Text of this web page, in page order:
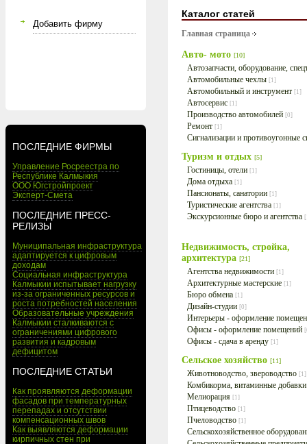
Добавить фирму
ПОСЛЕДНИЕ ФИРМЫ
Управление Росреестра по
Республике Калмыкия
ООО Югстройпроект
Эксперт-Смета
ПОСЛЕДНИЕ ПРЕСС-
РЕЛИЗЫ
Муниципальная инфраструктура
адаптируется к цифровым
доходам
Социальная инфраструктура
Калмыкии испытывает нагрузку
из-за ограниченных ресурсов и
роста потребностей населения
Образовательные учреждения
Калмыкии сталкиваются с
ограничениями цифрового
развития и кадровым
дефицитом
ПОСЛЕДНИЕ СТАТЬИ
Как проявляются деформации
фасадов при температурных
перепадах и отсутствии
компенсационных швов
Как выявляются деформации
кирпичных стен при
Каталог статей
Главная страница
Авто- мото [10]
Автозапчасти, оборудование,
Автомобильные чехлы [1]
Автомобильный и инструмент [1]
Автосервис [1]
Производство автомобилей [0]
Ремонт [1]
Сигнализации и противоугонные
Туризм и отдых [5]
Гостиницы, отели [1]
Дома отдыха [1]
Пансионаты, санатории [1]
Туристические агентства [1]
Экскурсионные бюро и агентства
Недвижимость, стройка,
архитектура [21]
Агентства недвижимости [1]
Архитектурные мастерские [1]
Бюро обмена [1]
Дизайн-студии [0]
Интерьеры - оформление
Офисы - оформление помещений
Офисы - сдача в аренду [1]
Сельское хозяйство [11]
Животноводство, звероводство [1]
Комбикорма, витаминные
Мелиорация [1]
Птицеводство [1]
Пчеловодство [1]
Сельскохозяйственное